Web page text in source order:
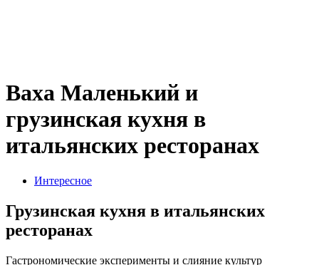
Ваха Маленький и
грузинская кухня в
итальянских ресторанах
Интересное
Грузинская кухня в итальянских
ресторанах
Гастрономические эксперименты и слияние культур